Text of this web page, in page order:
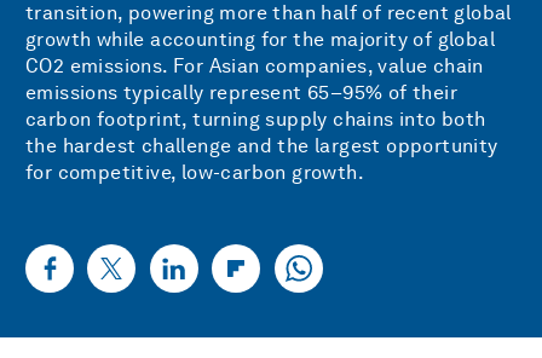
transition, powering more than half of recent global
growth while accounting for the majority of global
CO2 emissions. For Asian companies, value chain
emissions typically represent 65–95% of their
carbon footprint, turning supply chains into both
the hardest challenge and the largest opportunity
for competitive, low-carbon growth.